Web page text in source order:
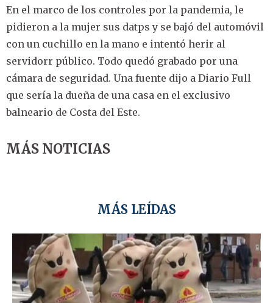
En el marco de los controles por la pandemia, le
pidieron a la mujer sus datps y se bajó del automóvil
con un cuchillo en la mano e intentó herir al
servidorr público. Todo quedó grabado por una
cámara de seguridad. Una fuente dijo a Diario Full
que sería la dueña de una casa en el exclusivo
balneario de Costa del Este.
MÁS NOTICIAS
MÁS LEÍDAS